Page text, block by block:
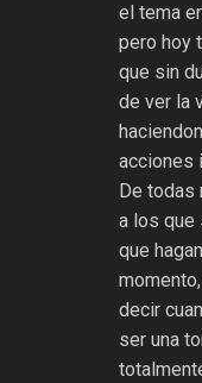
el tema
pero hoy
que sin
de ver la
acciones
De todas
a los que
que
decir
ser una